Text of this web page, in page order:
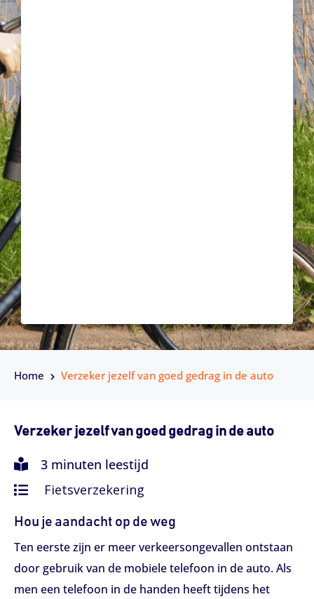
Home Verzeker jezelf van goed gedrag in de auto
Verzeker jezelf van goed gedrag in de auto
3 minuten leestijd
Fietsverzekering
Hou je aandacht op de weg
Ten eerste zijn er meer verkeersongevallen ontstaan
door gebruik van de mobiele telefoon in de auto. Als
men een telefoon in de handen heeft tijdens het